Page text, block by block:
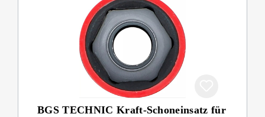
BGS TECHNIC Kraft-Schoneinsatz für